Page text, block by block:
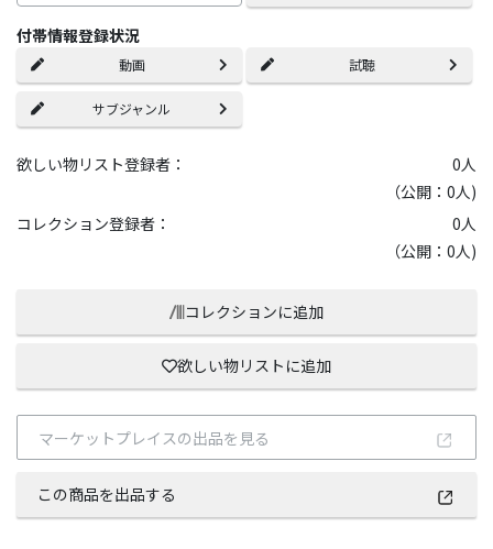
付帯情報登録状況
動画 試聴
サブジャンル
欲しい物リスト登録者： 0人
（公開：0人)
コレクション登録者：
0人
（公開：0人)
コレクションに追加
欲しい物リストに追加
マーケットプレイスの出品を見る
この商品を出品する